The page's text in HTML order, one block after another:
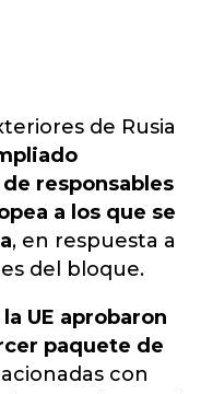
de Rusia
responsables
a los que se
, en respuesta a
del bloque.
UE aprobaron
paquete de
con